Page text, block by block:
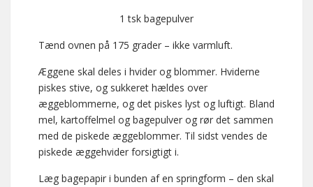
1 tsk bagepulver
Tænd ovnen på 175 grader – ikke varmluft.
Æggene skal deles i hvider og blommer. Hviderne
piskes stive, og sukkeret hældes over
æggeblommerne, og det piskes lyst og luftigt. Bland
mel, kartoffelmel og bagepulver og rør det sammen
med de piskede æggeblommer. Til sidst vendes de
piskede æggehvider forsigtigt i.
Læg bagepapir i bunden af en springform – den skal